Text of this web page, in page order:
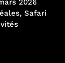
Safari